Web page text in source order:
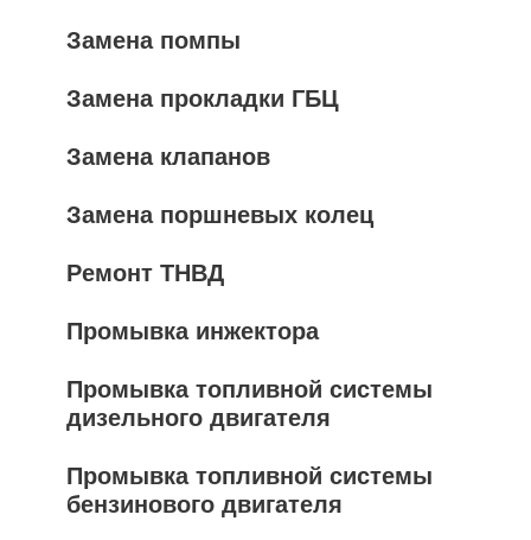
Замена помпы
Замена прокладки ГБЦ
Замена клапанов
Замена поршневых колец
Ремонт ТНВД
Промывка инжектора
Промывка топливной системы
дизельного двигателя
Промывка топливной системы
бензинового двигателя